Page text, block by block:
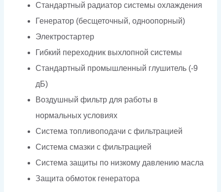
Стандартный радиатор системы охлаждения
Генератор (бесщеточный, одноопорный)
Электростартер
Гибкий переходник выхлопной системы
Стандартный промышленный глушитель (-9
дБ)
Воздушный фильтр для работы в
нормальных условиях
Система топливоподачи с фильтрацией
Система смазки с фильтрацией
Система защиты по низкому давлению масла
Защита обмоток генератора